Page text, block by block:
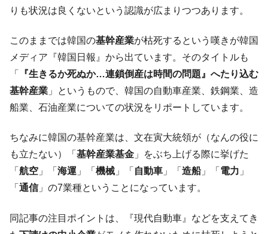
ル。外平債の発行「19.4億ドル」
『Money1』
韓国「ここは北朝鮮なのか。選管がサーバ
ーにウソのデータを入力したのは明白だ」
『Money1』
韓国･李在明さっそく不動産対策で浅薄な発
『Money1』
韓国は「中国と同じく」投資に不適格な国
だ。
『Money1』
『韓国銀行』が「金の保有量を増やしま
す」⇒「金を経由するドル入手」手段ではないのか？
『Money1』
韓国･外為取引量「1日当たり1,214.4億ド
ル」まで拡大 ⇒ 海外資金の動きに強く左右される状態
い「50.5％」に上昇
りも状況は良くないという認識が広まりつつあります。
このままでは韓国の基幹産業が枯死するという嘆きが韓国
メディア『韓国日報』から出ています。そのタイトルも
「
『生きるか死ぬか…連鎖倒産は時間の問題』へたり込む
基幹産業 」というもので、韓国の自動車産業、鉄鋼業、造
船業、石油産業についての状況をリポートしています。
ちなみに韓国の基幹産業は、文在寅大統領が（なんの役に
も立たない）「 基幹産業基金 」をぶち上げる際に挙げた
「 航空 」「 海運 」「 機械 」「 自動車 」「 造船」「 電力 」
「 通信」の7業種ということになっています。
同記事の注目ポイントは、『現代自動車』などを支えてき